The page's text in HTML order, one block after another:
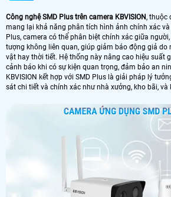
Công nghệ SMD Plus trên camera KBVISION, thuộc
mang lại khả năng phân tích hình ảnh chính xác
Plus, camera có thể phân biệt chính xác giữa
tượng không liên quan, giúp giảm báo động giả do
vật hay thời tiết. Hệ thống này nâng cao hiệu suất
cảnh báo khi có sự kiện quan trọng, đảm bảo an
KBVISION kết hợp với SMD Plus là giải pháp lý
sát chi tiết và chính xác như nhà xưởng, kho bãi, và